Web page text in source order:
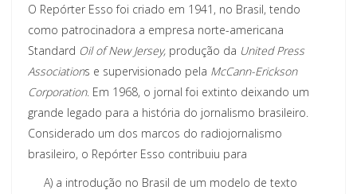
O Repórter Esso foi criado em 1941, no Brasil, tendo
como patrocinadora a empresa norte-americana
Standard Oil of New Jersey, produção da United Press
Associations e supervisionado pela McCann-Erickson
Corporation. Em 1968, o jornal foi extinto deixando um
grande legado para a história do jornalismo brasileiro.
Considerado um dos marcos do radiojornalismo
brasileiro, o Repórter Esso contribuiu para
A) a introdução no Brasil de um modelo de texto